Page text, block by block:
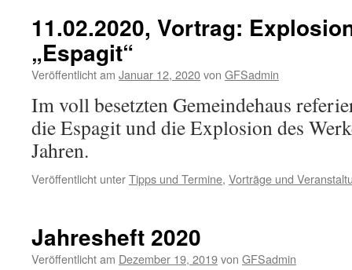
11.02.2020, Vortrag:
„Espagit“
Veröffentlicht am Januar 12, 2020von GFSadmin
Im voll besetzten Gemeindehaus
die Espagit und die Explosion des
Jahren.
Veröffentlicht unterTipps und Termine, Vorträge und
Jahresheft 2020
Veröffentlicht am Dezember 19, 2019von GFSadmin